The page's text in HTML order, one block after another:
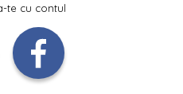
te cu contul